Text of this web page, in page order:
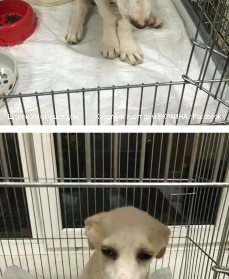
Щенок Умка ищет дом Хвостики ищут дом УКРАИНА / Facebook